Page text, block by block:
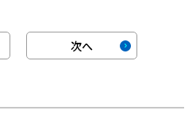
次へ